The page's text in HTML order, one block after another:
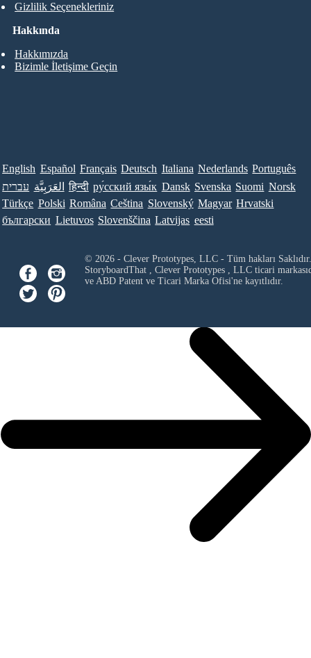
Hakkında
Hakkımızda
Bizimle İletişime Geçin
Gizlilik Seçenekleriniz
English Español Français Deutsch Italiana Nederlands Português
עברית العَرَبِيَّة हिन्दी ру́сский язы́к Dansk Svenska Suomi Norsk
Türkçe Polski Româna Ceština Slovenský Magyar Hrvatski
български Lietuvos Slovenščina Latvijas eesti
© 2026 - Clever Prototypes, LLC - Tüm hakları Saklıdır.
StoryboardThat , Clever Prototypes , LLCticari
ve ABD Patent ve Ticari Marka Ofisi'ne kayıtlıdır.